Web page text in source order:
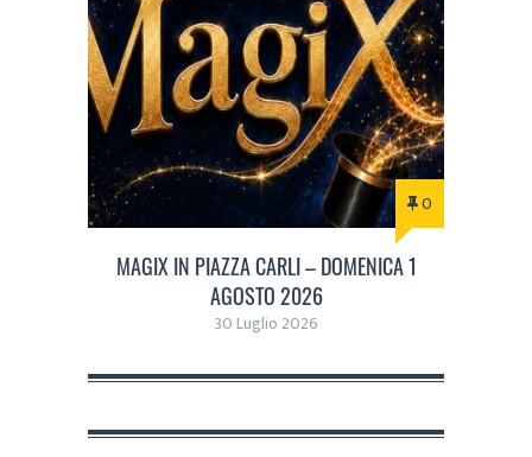
0
MAGIX IN PIAZZA CARLI – DOMENICA 1
AGOSTO 2026
30 Luglio 2026